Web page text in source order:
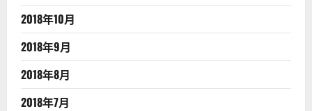
2018年10月
2018年9月
2018年8月
2018年7月